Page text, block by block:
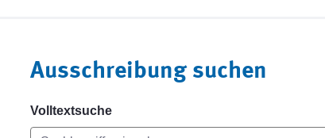
Ausschreibung suchen
Volltextsuche